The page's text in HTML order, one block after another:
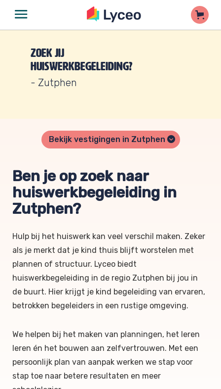
Zoek jij
huiswerkbegeleiding?
- Zutphen
Bekijk vestigingen in Zutphen
Ben je op zoek naar
huiswerkbegeleiding in
Zutphen?
Hulp bij het huiswerk kan veel verschil maken. Zeker
als je merkt dat je kind thuis blijft worstelen met
plannen of structuur. Lyceo biedt
huiswerkbegeleiding in de regio Zutphen bij jou in
de buurt. Hier krijgt je kind begeleiding van ervaren,
betrokken begeleiders in een rustige omgeving.
We helpen bij het maken van planningen, het leren
leren én het bouwen aan zelfvertrouwen. Met een
persoonlijk plan van aanpak werken we stap voor
stap toe naar betere resultaten en meer